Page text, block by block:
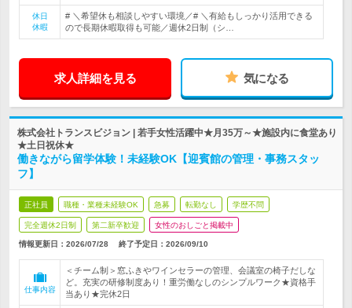
休日
休暇
# ＼希望休も相談しやすい環境／# ＼有給もしっかり活用できる
ので長期休暇取得も可能／週休2日制（シ…
求人詳細を見る 気になる
株式会社トランスビジョン | 若手女性活躍中★月35万～★施設内に食堂あり
★土日祝休★
働きながら留学体験！未経験OK【迎賓館の管理・事務スタッ
フ】
正社員 職種・業種未経験OK 急募 転勤なし 学歴不問
完全週休2日制 第二新卒歓迎 女性のおしごと掲載中
情報更新日：2026/07/28 終了予定日： 2026/09/10
仕事内容
＜チーム制＞窓ふきやワインセラーの管理、会議室の椅子だしな
ど。充実の研修制度あり！重労働なしのシンプルワーク★資格手
当あり★完休2日